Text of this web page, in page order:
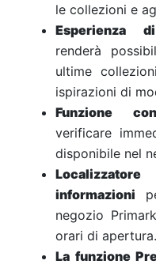
le collezioni e
Esperienza
renderà
ultime
ispirazioni di
Funzione
verificare
disponibile nel
informazioni
negozio
orari di apertura.
La funzione